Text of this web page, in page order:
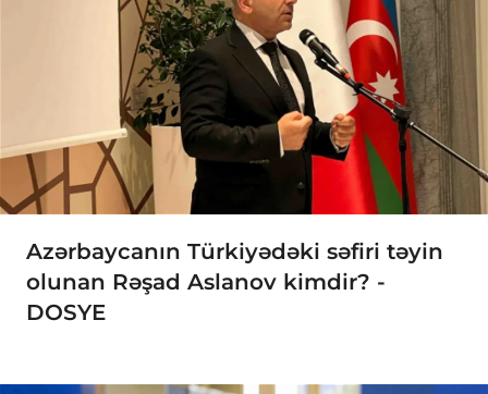
Azərbaycanın Türkiyədəki səfiri təyin
olunan Rəşad Aslanov kimdir? -
DOSYE